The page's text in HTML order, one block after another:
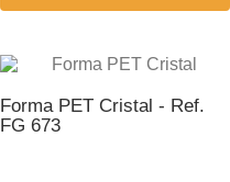
Forma PET Cristal - Ref.
FG 673